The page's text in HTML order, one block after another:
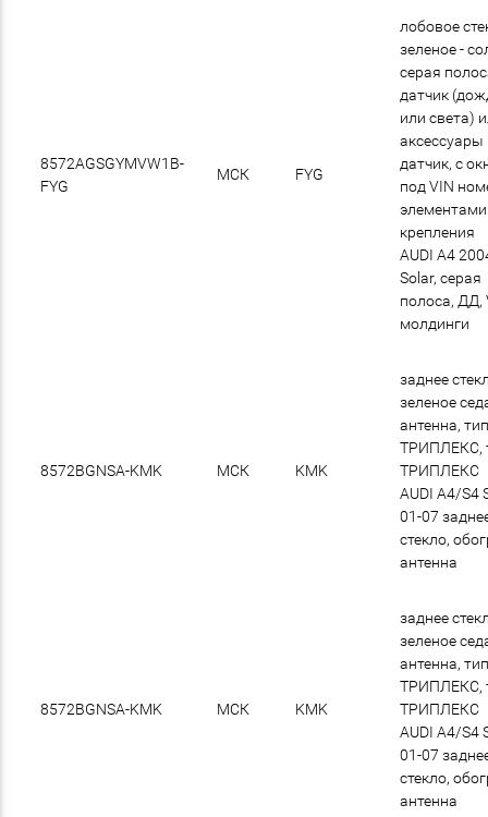
8572AGSGYMVW1B-
FYG
МСК FYG
лобовое
зеленое -
cерая
датчик
или света)
аксессуары
датчик, с
под VIN
элементами
крепления
AUDI A4
Solar, серая
полоса, ДД,
молдинги
8572BGNSA-KMK МСК KMK
заднее
зеленое
антенна,
ТРИПЛЕКС,
ТРИПЛЕКС
AUDI A4/S4
01-07
стекло,
антенна
8572BGNSA-KMK МСК KMK
заднее
зеленое
антенна,
ТРИПЛЕКС,
ТРИПЛЕКС
AUDI A4/S4
01-07
стекло,
антенна